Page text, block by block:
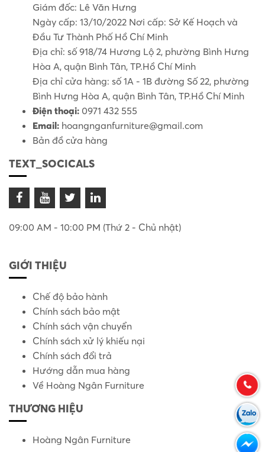
Giám đốc: Lê Văn Hưng
Ngày cấp: 13/10/2022 Nơi cấp: Sở Kế Hoạch và
Đầu Tư Thành Phố Hồ Chí Minh
Địa chỉ: số 918/74 Hương Lộ 2, phường Bình Hưng
Hòa A, quận Bình Tân, TP.Hồ Chí Minh
Địa chỉ cửa hàng: số 1A - 1B đường Số 22, phường
Bình Hưng Hòa A, quận Bình Tân, TP.Hồ Chí Minh
Điện thoại: 0971 432 555
Email: hoangnganfurniture@gmail.com
Bản đồ cửa hàng
TEXT_SOCICALS
09:00 AM - 10:00 PM (Thứ 2 - Chủ nhật)
GIỚI THIỆU
Chế độ bảo hành
Chính sách bảo mật
Chính sách vận chuyển
Chính sách xử lý khiếu nại
Chính sách đổi trả
Hướng dẫn mua hàng
Về Hoàng Ngân Furniture
THƯƠNG HIỆU
Hoàng Ngân Furniture